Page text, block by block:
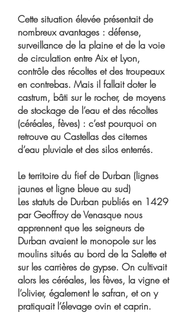
Cette situation élevée présentait de
nombreux avantages : défense,
surveillance de la plaine et de la voie
de circulation entre Aix et Lyon,
contrôle des récoltes et des troupeaux
en contrebas. Mais il fallait doter le
castrum, bâti sur le rocher, de moyens
de stockage de l’eau et des récoltes
(céréales, fèves) : c’est pourquoi on
retrouve au Castellas des citernes
d’eau pluviale et des silos enterrés.
Le territoire du fief de Durban (lignes
jaunes et ligne bleue au sud)
Les statuts de Durban publiés en 1429
par Geoffroy de Venasque nous
apprennent que les seigneurs de
Durban avaient le monopole sur les
moulins situés au bord de la Salette et
sur les carrières de gypse. On cultivait
alors les céréales, les fèves, la vigne et
l’olivier, également le safran, et on y
pratiquait l’élevage ovin et caprin.